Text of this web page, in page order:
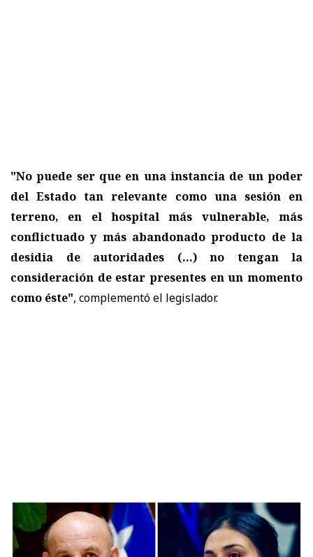
"No puede ser que en una instancia de un poder
del Estado tan relevante como una sesión en
terreno, en el hospital más vulnerable, más
conflictuado y más abandonado producto de la
desidia de autoridades (...) no tengan la
consideración de estar presentes en un momento
como éste", complementó el legislador.